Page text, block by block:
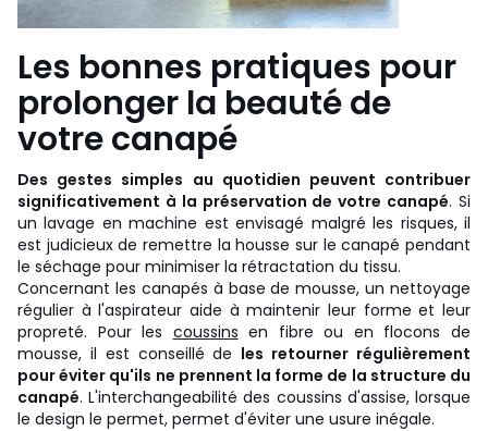
Les bonnes pratiques pour
prolonger la beauté de
votre canapé
Des gestes simples au quotidien peuvent contribuer
significativement à la préservation de votre canapé. Si
un lavage en machine est envisagé malgré les risques, il
est judicieux de remettre la housse sur le canapé pendant
le séchage pour minimiser la rétractation du tissu.
Concernant les canapés à base de mousse, un nettoyage
régulier à l'aspirateur aide à maintenir leur forme et leur
propreté. Pour les coussins en fibre ou en flocons de
mousse, il est conseillé de les retourner régulièrement
pour éviter qu'ils ne prennent la forme de la structure du
canapé. L'interchangeabilité des coussins d'assise, lorsque
le design le permet, permet d'éviter une usure inégale.